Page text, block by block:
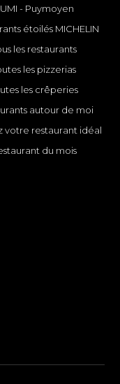
- Puymoyen
étoilés MICHELIN
les restaurants
les pizzerias
les crêperies
autour de moi
votre restaurant idéal
du mois